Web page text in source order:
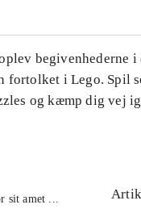
begivenhederne i
fortolket i Lego. Spil
og kæmp dig vej
sit amet ...